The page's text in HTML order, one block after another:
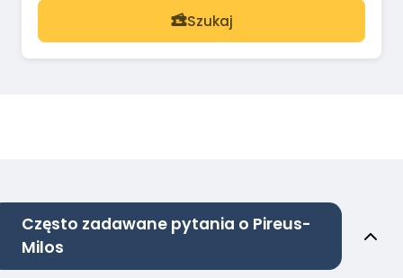
Szukaj
Często zadawane pytania o Pireus-
Milos